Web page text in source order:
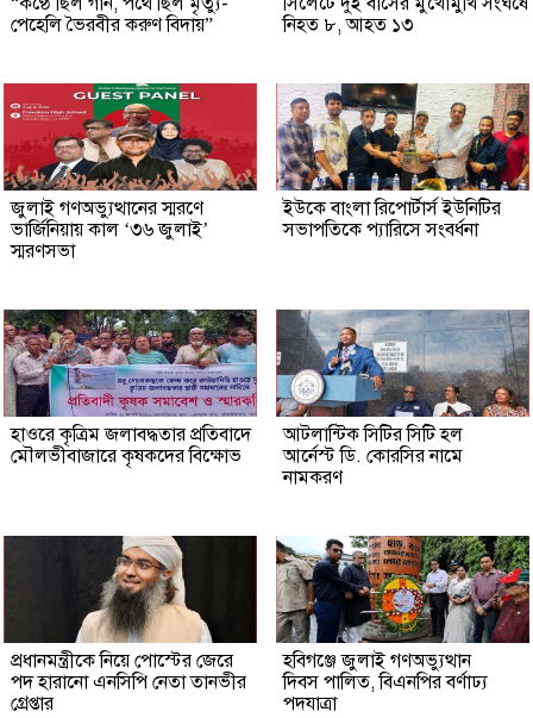
পেহেলি ভৈরবীর করুণ বিদায়”
নিহত ৮, আহত ১৩
জুলাই গণঅভ্যুত্থানের স্মরণে
ভার্জিনিয়ায় কাল ‘৩৬ জুলাই’
স্মরণসভা
ইউকে বাংলা রিপোর্টার্স ইউনিটির
সভাপতিকে প্যারিসে সংবর্ধনা
হাওরে কৃত্রিম জলাবদ্ধতার প্রতিবাদে
মৌলভীবাজারে কৃষকদের বিক্ষোভ
আটলান্টিক সিটির সিটি হল
আর্নেস্ট ডি. কোরসির নামে
নামকরণ
প্রধানমন্ত্রীকে নিয়ে পোস্টের জেরে
পদ হারানো এনসিপি নেতা তানভীর
গ্রেপ্তার
হবিগঞ্জে জুলাই গণঅভ্যুত্থান
দিবস পালিত, বিএনপির বর্ণাঢ্য
পদযাত্রা